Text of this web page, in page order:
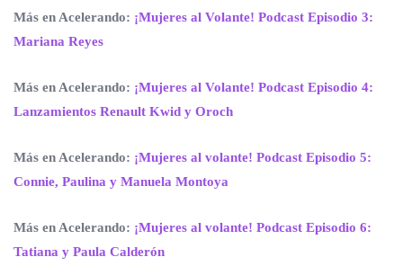
Más en Acelerando: ¡Mujeres al Volante! Podcast Episodio 3:
Mariana Reyes
Más en Acelerando: ¡Mujeres al Volante! Podcast Episodio 4:
Lanzamientos Renault Kwid y Oroch
Más en Acelerando: ¡Mujeres al volante! Podcast Episodio 5:
Connie, Paulina y Manuela Montoya
Más en Acelerando: ¡Mujeres al volante! Podcast Episodio 6:
Tatiana y Paula Calderón